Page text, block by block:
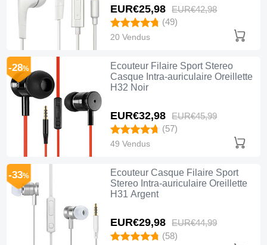
EUR€25,98 EUR€42,98
(49)
20 Vendus
Ecouteur Filaire Sport Stereo
Casque Intra-auriculaire Oreillette
H32 Noir
EUR€32,98 EUR€45,99
-28%
(57)
49 Vendus
Ecouteur Casque Filaire Sport
Stereo Intra-auriculaire Oreillette
H31 Argent
EUR€29,98 EUR€44,99
-33%
(58)